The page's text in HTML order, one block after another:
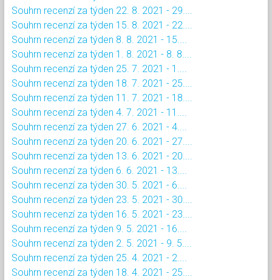
Souhrn recenzí za týden 22. 8. 2021 - 29....
Souhrn recenzí za týden 15. 8. 2021 - 22....
Souhrn recenzí za týden 8. 8. 2021 - 15....
Souhrn recenzí za týden 1. 8. 2021 - 8. 8....
Souhrn recenzí za týden 25. 7. 2021 - 1....
Souhrn recenzí za týden 18. 7. 2021 - 25....
Souhrn recenzí za týden 11. 7. 2021 - 18....
Souhrn recenzí za týden 4. 7. 2021 - 11....
Souhrn recenzí za týden 27. 6. 2021 - 4....
Souhrn recenzí za týden 20. 6. 2021 - 27....
Souhrn recenzí za týden 13. 6. 2021 - 20....
Souhrn recenzí za týden 6. 6. 2021 - 13....
Souhrn recenzí za týden 30. 5. 2021 - 6....
Souhrn recenzí za týden 23. 5. 2021 - 30....
Souhrn recenzí za týden 16. 5. 2021 - 23....
Souhrn recenzí za týden 9. 5. 2021 - 16....
Souhrn recenzí za týden 2. 5. 2021 - 9. 5....
Souhrn recenzí za týden 25. 4. 2021 - 2....
Souhrn recenzí za týden 18. 4. 2021 - 25....